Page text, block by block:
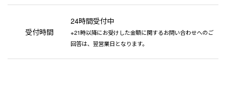
受付時間
24時間受付中
※21時以降にお受けした金額に関するお問い合わせへのご
回答は、翌営業日となります。